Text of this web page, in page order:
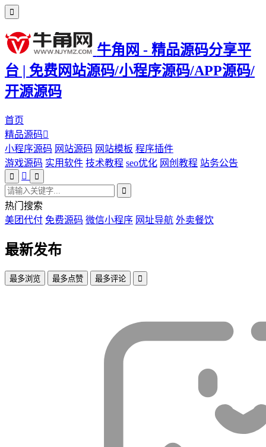
牛角网 - 精品源码分享平
台 | 免费网站源码/小程序源码/APP源码/
开源源码
首页
精品源码
小程序源码 网站源码 网站模板 程序插件
游戏源码 实用软件 技术教程 seo优化 网创教程 站务公告
热门搜索
美团代付 免费源码 微信小程序 网址导航 外卖餐饮
最新发布
最多浏览 最多点赞 最多评论